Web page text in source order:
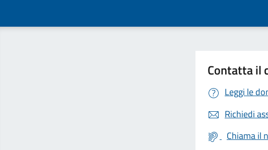
Contatta il
Leggi le
Richiedi
Chiama il